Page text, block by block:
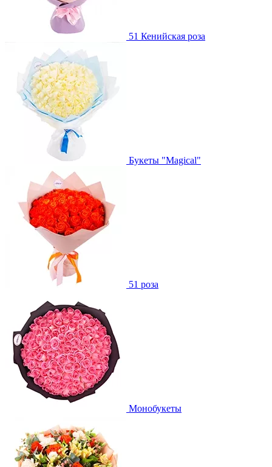
51 Кенийская роза
Букеты "Magical"
51 роза
Монобукеты